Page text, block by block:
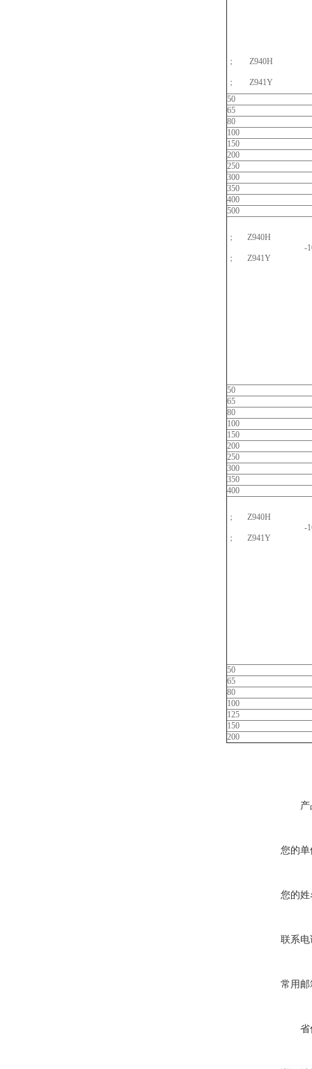
； Z940H
；
Z941Y
50
65
80
100
150
200
250
300
350
400
500
；
Z940H
-
；
Z941Y
50
65
80
100
150
200
250
300
350
400
；
Z940H
-
；
Z941Y
50
65
80
100
125
150
200
您的单
您的姓
联系电
常用邮
省